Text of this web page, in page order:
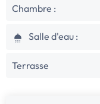
Chambre :
Salle d'eau :
Terrasse